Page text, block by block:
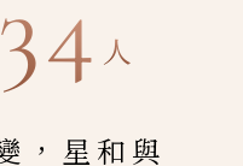
人
，星和與